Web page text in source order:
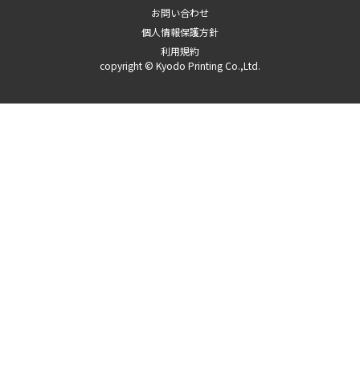
お問い合わせ
個人情報保護方針
利用規約
copyright © Kyodo Printing Co.,Ltd.